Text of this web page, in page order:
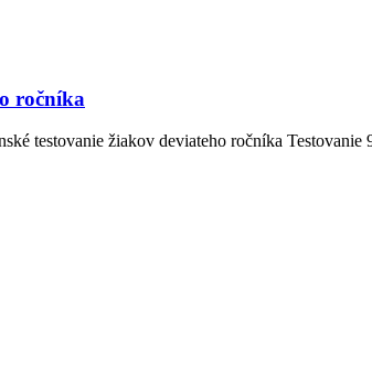
ročníka
testovanie žiakov deviateho ročníka Testovanie